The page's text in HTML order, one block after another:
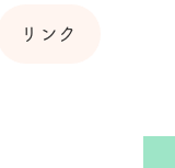
リンク